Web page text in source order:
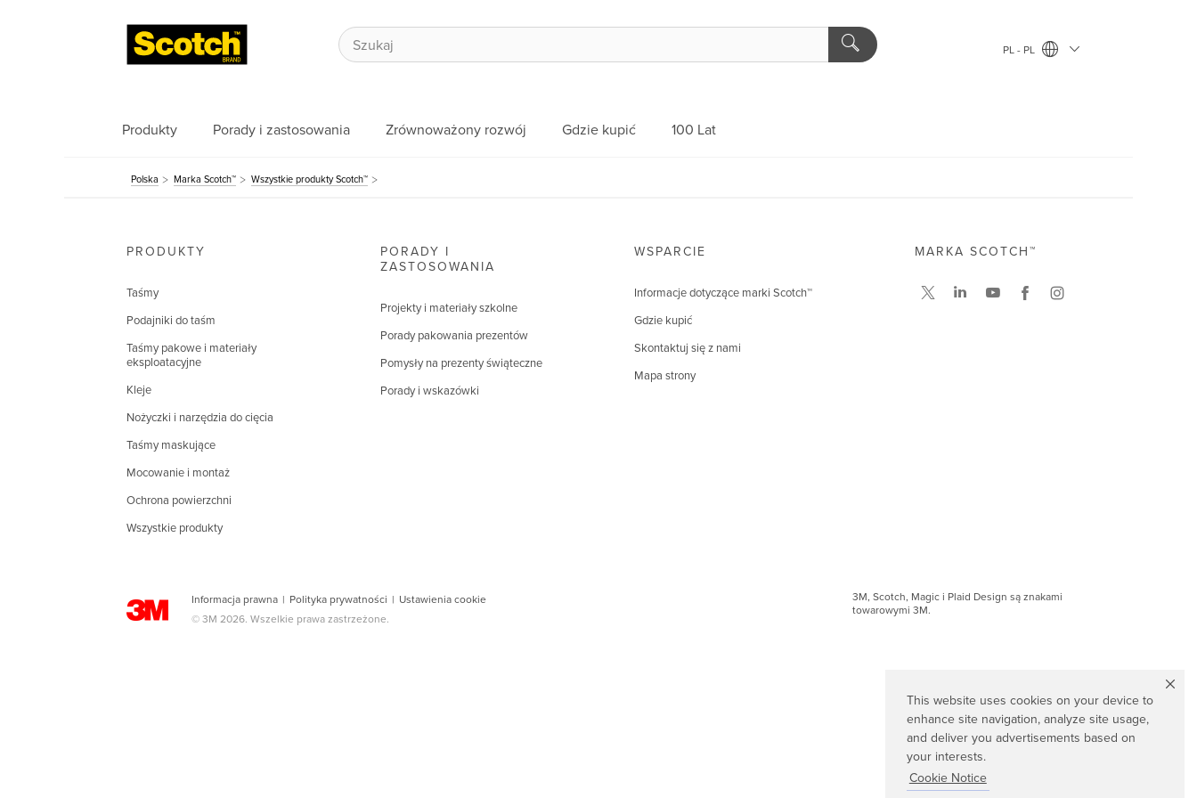
This website uses cookies on your device to
enhance site navigation, analyze site usage,
and deliver you advertisements based on
your interests.
Cookie Notice
PL - PL
Produkty Porady i zastosowania Zrównoważony rozwój Gdzie kupić 100 Lat
Polska Marka Scotch™ Wszystkie produkty Scotch™
PRODUKTY
Taśmy
Podajniki do taśm
Taśmy pakowe i materiały
eksploatacyjne
Kleje
Nożyczki i narzędzia do cięcia
Taśmy maskujące
Mocowanie i montaż
Ochrona powierzchni
Wszystkie produkty
PORADY I
ZASTOSOWANIA
Projekty i materiały szkolne
Porady pakowania prezentów
Pomysły na prezenty świąteczne
Porady i wskazówki
WSPARCIE
Informacje dotyczące marki Scotch™
Gdzie kupić
Skontaktuj się z nami
Mapa strony
Informacja prawna | Polityka prywatności | Ustawienia cookie
© 3M 2026. Wszelkie prawa zastrzeżone.
MARKA SCOTCH™
3M, Scotch, Magic i Plaid Design są znakami
towarowymi 3M.